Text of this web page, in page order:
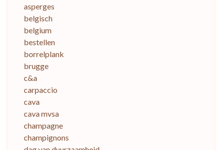
asperges
belgisch
belgium
bestellen
borrelplank
brugge
c&a
carpaccio
cava
cava mvsa
champagne
champignons